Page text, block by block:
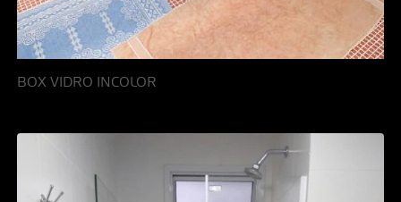
BOX VIDRO INCOLOR